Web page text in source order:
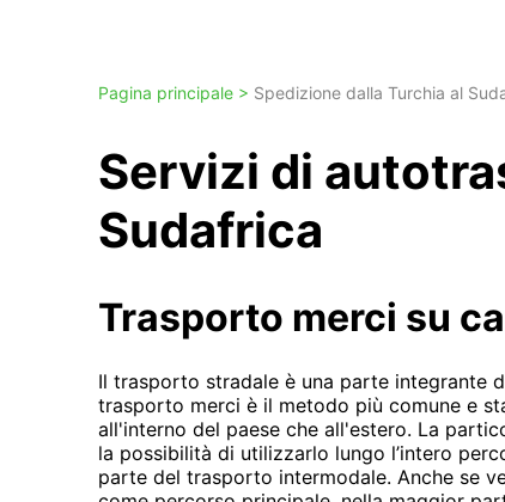
Pagina principale > Spedizione dalla Turchia al
Servizi di
Sudafrica
Trasporto merci su
Il trasporto stradale è una parte integrante
trasporto merci è il metodo più comune e
all'interno del paese che all'estero. La
la possibilità di utilizzarlo lungo l’intero
parte del trasporto intermodale. Anche se